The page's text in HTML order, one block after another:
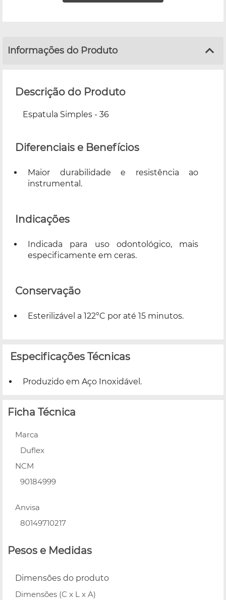
Informações do Produto
Descrição do Produto
Espatula Simples - 36
Diferenciais e Benefícios
Maior durabilidade e resistência ao
instrumental.
Indicações
Indicada para uso odontológico, mais
especificamente em ceras.
Conservação
Esterilizável a 122°C por até 15 minutos.
Especificações Técnicas
Produzido em Aço Inoxidável.
Ficha Técnica
Marca
Duflex
NCM
90184999
Anvisa
80149710217
Pesos e Medidas
Dimensões do produto
Dimensões (C x L x A)